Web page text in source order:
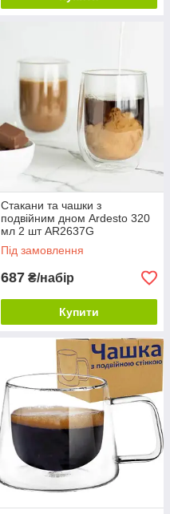
Стакани та чашки з
подвійним дном Ardesto 320
мл 2 шт AR2637G
Під замовлення
687 ₴/набір
Купити